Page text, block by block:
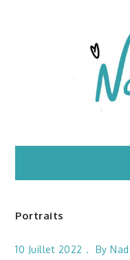
Portraits
10 Juillet 2022 By